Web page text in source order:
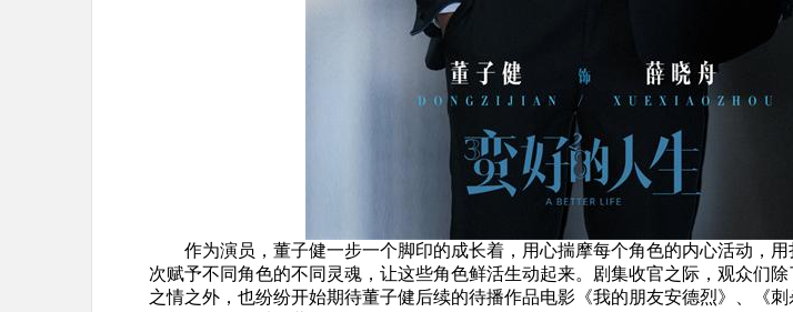
作为演员，董子健一步一个脚印的成长着，用心揣摩每个角色的内心活动，
次赋予不同角色的不同灵魂，让这些角色鲜活生动起来。剧集收官之际，观众们
之情之外，也纷纷开始期待董子健后续的待播作品电影《我的朋友安德烈》、《